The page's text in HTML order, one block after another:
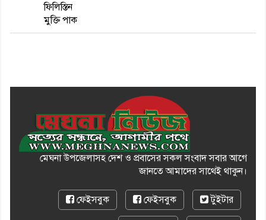
ফিলিস্তিন
মুক্তি পাক
মেঘনা উপজেলাসহ দেশ ও প্রবাসের সকল সংবাদ সবার আগে
জানতে আমাদের সাথেই থাকুন।
ফেইসবুক ফেইসবুক টুইটার